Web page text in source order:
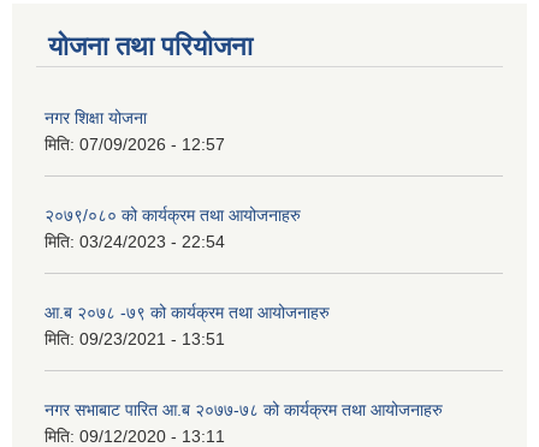
योजना तथा परियोजना
नगर शिक्षा योजना
मिति: 07/09/2026 - 12:57
२०७९/०८० को कार्यक्रम तथा आयोजनाहरु
मिति: 03/24/2023 - 22:54
आ.ब २०७८ -७९ को कार्यक्रम तथा आयोजनाहरु
मिति: 09/23/2021 - 13:51
नगर सभाबाट पारित आ.ब २०७७-७८ को कार्यक्रम तथा आयोजनाहरु
मिति: 09/12/2020 - 13:11